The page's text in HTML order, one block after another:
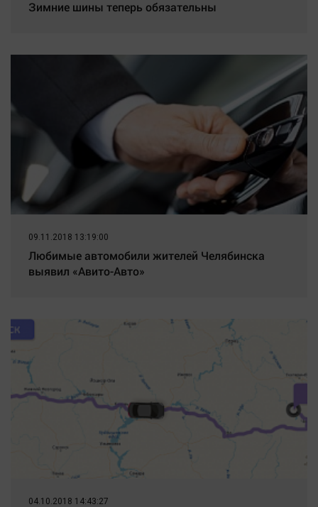
Зимние шины теперь обязательны
09.11.2018 13:19:00
Любимые автомобили жителей Челябинска
выявил «Авито-Авто»
04.10.2018 14:43:27